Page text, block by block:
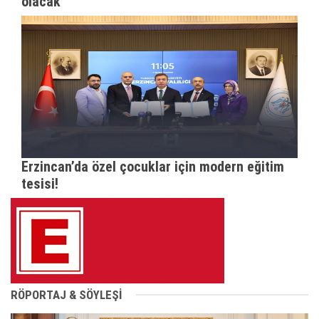
Erzincan’da özel çocuklar için modern eğitim
tesisi!
RÖPORTAJ & SÖYLEŞİ